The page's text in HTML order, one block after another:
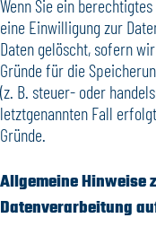
Wenn Sie ein
eine Einwilligung zur
Daten gelöscht, sofern
Gründe für die
(z. B. steuer- oder
letztgenannten Fall
Gründe.
Allgemeine Hinweise
Datenverarbeitung